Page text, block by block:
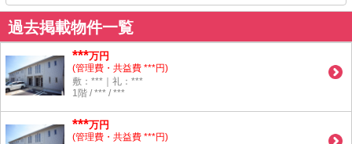
過去掲載物件一覧
***万円
(管理費・共益費 ***円)
敷：***｜礼：***
1階 / *** / ***
***万円
(管理費・共益費 ***円)